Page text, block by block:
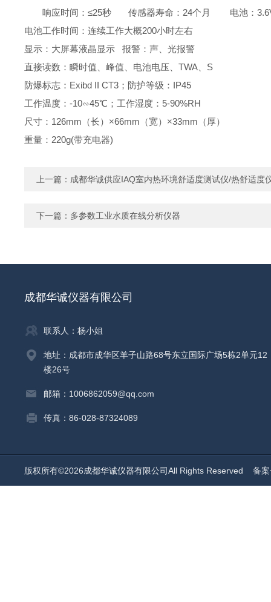
响应时间： ≤25秒 传感器寿命： 24个月 电池：
电池工作时间：连续工作大概200小时左右
显示：大屏幕液晶显示
报警：声、光报警
直接读数：瞬时值、峰值、电池电压、 TWA
S
防爆标志： Exibd II CT3 ； 防护等级： IP45
工作温度： -10∽45℃ ； 工作湿度： 5-90%RH
尺寸： 126mm （长） ×66mm （宽） ×33mm （厚）
重量： 220g(带充电器)
上一篇： 成都华诚供应IAQ室内热环境舒适度测试仪/热舒适度
下一篇： 多参数工业水质在线分析仪器
成都华诚仪器有限公司
联系人：杨小姐
地址：成都市成华区羊子山路68号东立国际广场5栋2单元12
楼26号
邮箱：1006862059@qq.com
传真：86-028-87324089
版权所有©2026成都华诚仪器有限公司All Rights Reserved 备